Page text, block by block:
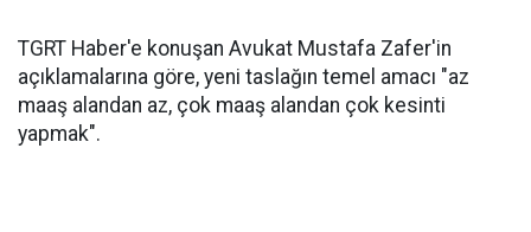
TGRT Haber'e konuşan Avukat Mustafa Zafer'in
açıklamalarına göre, yeni taslağın temel amacı "az
maaş alandan az, çok maaş alandan çok kesinti
yapmak".